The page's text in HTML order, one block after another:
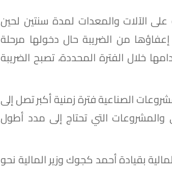
على الآلات والمعدات لمدة سنتين لحين
من الضريبة حال دخولها مرحلة
خلال الفترة المحددة، تصبح الضريبة
الصناعية فترة زمنية أكبر تصل إلى
التي تحتاج إلى مدد أطول
بقيادة أحمد كجوك وزير المالية نحو